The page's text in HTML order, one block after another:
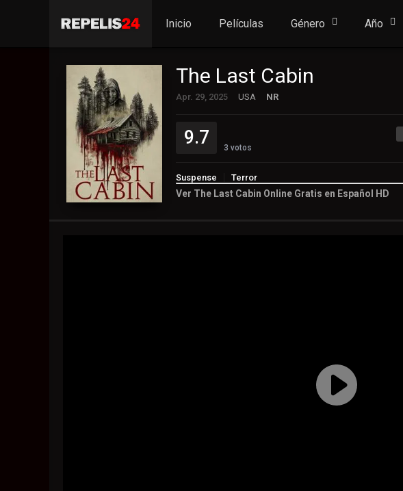
Inicio Películas Género Año
The Last Cabin
Apr. 29, 2025 USA NR
9.7 3 votos
Suspense Terror
Ver The Last Cabin Online Gratis en Español HD